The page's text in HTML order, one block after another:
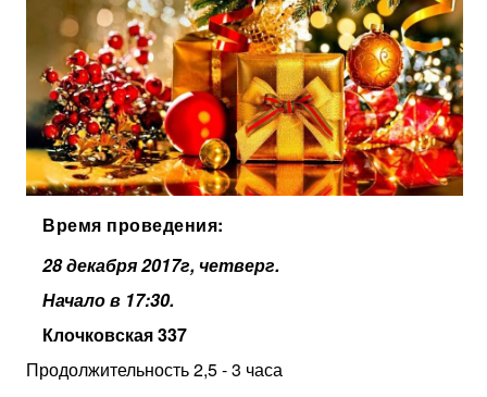
Время проведения:
28 декабря 2017г, четверг.
Начало в 17:30.
Клочковская 337
Продолжительность 2,5 - 3 часа